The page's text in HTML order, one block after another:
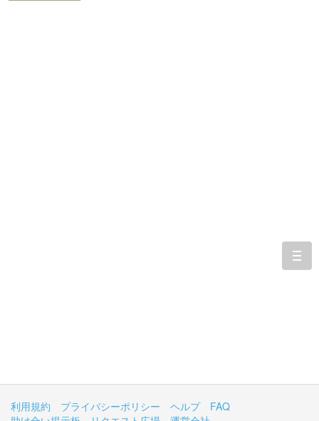
利用規約 プライバシーポリシー ヘルプ
FAQ